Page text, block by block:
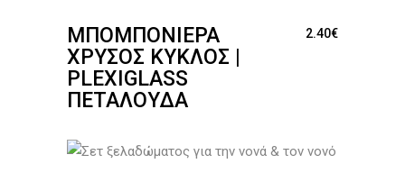
ΜΠΟΜΠΟΝΙΈΡΑ
ΧΡΥΣΌΣ ΚΎΚΛΟΣ |
PLEXIGLASS
ΠΕΤΑΛΟΎΔΑ
2.40€